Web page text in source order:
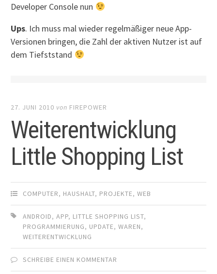
Developer Console nun
Ups. Ich muss mal wieder regelmäßiger neue App-
Versionen bringen, die Zahl der aktiven Nutzer ist auf
dem Tiefststand
27. JUNI 2010 von FIREPOWER
Weiterentwicklung
Little Shopping List
COMPUTER, HAUSHALT, PROJEKTE,WEB
ANDROID,APP, LITTLE SHOPPING LIST,
PROGRAMMIERUNG, UPDATE,WAREN,
WEITERENTWICKLUNG
SCHREIBE EINEN KOMMENTAR